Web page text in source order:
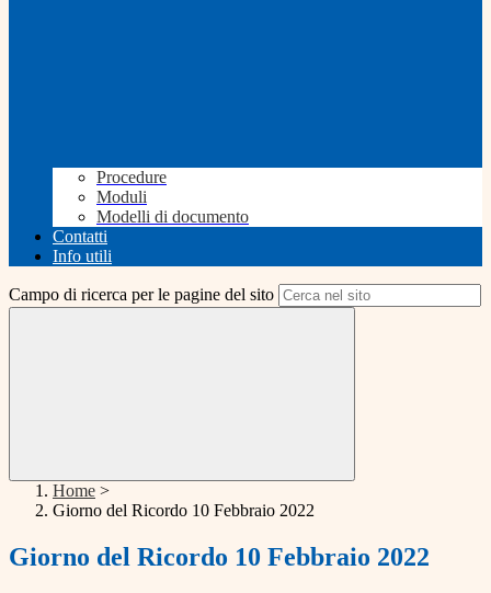
Procedure
Moduli
Modelli di documento
Contatti
Info utili
Campo di ricerca per le pagine del sito
Home >
Giorno del Ricordo 10 Febbraio 2022
Giorno del Ricordo 10 Febbraio 2022